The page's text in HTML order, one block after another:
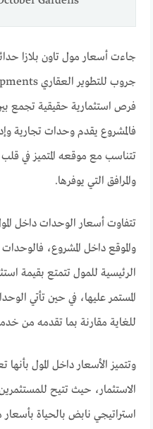
جاءت أسعار مول تاون بلازا
فرص استثمارية حقيقية تجمع
فالمشروع يقدم وحدات تجارية
تتناسب مع موقعه المتميز في
والمرافق التي يوفرها.
تتفاوت أسعار الوحدات داخل
والموقع داخل المشروع، فالوحدات
الرئيسية للمول تتمتع بقيمة
المستمر عليها، في حين تأتي
للغاية مقارنة بما تقدمه من
وتتميز الأسعار داخل المول
الاستثمار، حيث تتيح
استراتيجي نابض بالحياة